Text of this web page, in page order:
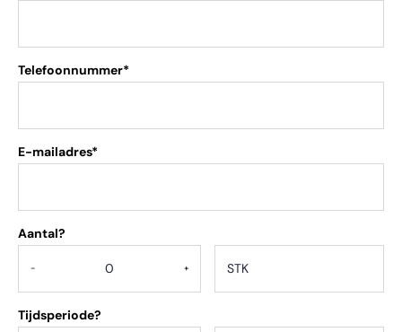
Telefoonnummer*
E-mailadres*
Aantal?
- +
Tijdsperiode?